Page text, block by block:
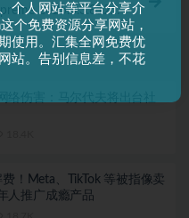
2025.3.3.8121
！Meta、TikTok 等被指像卖
人推广成瘾产品
个人网站等平台分享介
个免费资源分享网站，
使用。汇集全网免费优
站。告别信息差，不花